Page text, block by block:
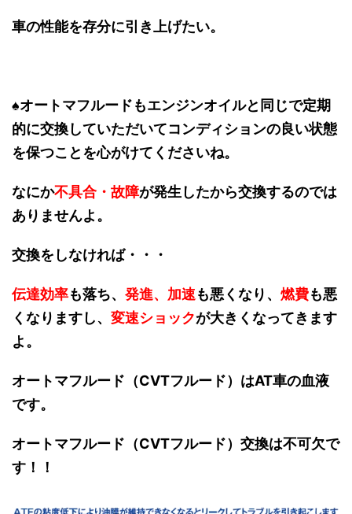
車の性能を存分に引き上げたい。
♠オートマフルードもエンジンオイルと同じで定期
的に交換していただいてコンディションの良い状態
を保つことを心がけてくださいね。
なにか不具合・故障が発生したから交換するのでは
ありませんよ。
交換をしなければ・・・
伝達効率も落ち、 発進、加速も悪くなり、 燃費も悪
くなりますし、 変速ショックが大きくなってきます
よ。
オートマフルード（CVTフルード）はAT車の血液
です。
オートマフルード（CVTフルード）交換は不可欠で
す！！